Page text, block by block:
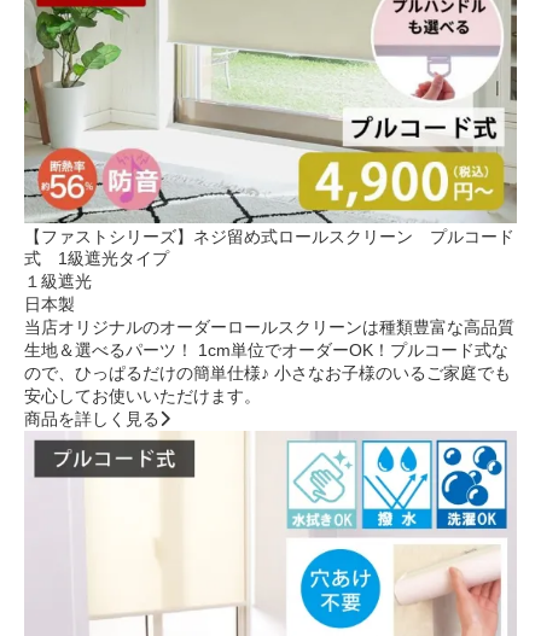
【ファストシリーズ】ネジ留め式ロールスクリーン プルコード
式 1級遮光タイプ
１級遮光
日本製
当店オリジナルのオーダーロールスクリーンは種類豊富な高品質
生地＆選べるパーツ！ 1cm単位でオーダーOK！プルコード式な
ので、ひっぱるだけの簡単仕様♪ 小さなお子様のいるご家庭でも
安心してお使いいただけます。
商品を詳しく見る